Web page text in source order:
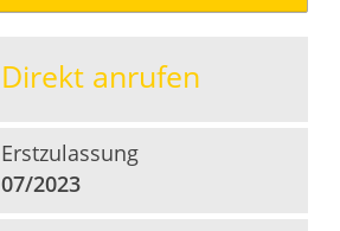
Direkt anrufen
Erstzulassung
07/2023